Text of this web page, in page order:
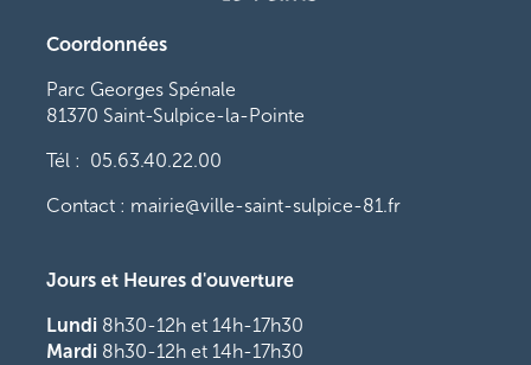
Coordonnées
Parc Georges Spénale
81370 Saint-Sulpice-la-Pointe
Tél : 05.63.40.22.00
Contact : mairie@ville-saint-sulpice-81.fr
Jours et Heures d'ouverture
Lundi 8h30-12h et 14h-17h30
Mardi 8h30-12h et 14h-17h30